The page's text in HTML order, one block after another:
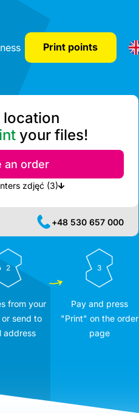
Print points
location
your files!
an order
Show nearest available printers zdjęć (3)
+48 530 657 000
2
from your
or send to
address
3
Pay and press
"Print" on the order
page